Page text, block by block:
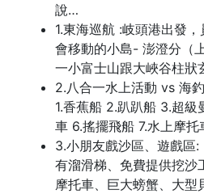
說…
1.東海巡航 :岐頭港出發
會移動的小島- 澎澄分（
一小富士山跟大峽谷柱狀
2.八合一水上活動 vs 海釣
1.香蕉船 2.趴趴船 3.超
車 6.搖擺飛船 7.水上摩托
3.小朋友戲沙區、遊戲區:
有溜滑梯、免費提供挖沙
摩托車、巨大螃蟹、大型